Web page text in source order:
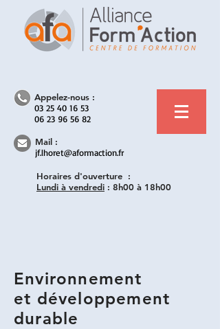
Appelez-nous :
03 25 40 16 53
06 23 96 56 82
Mail :
jf.lhoret@aformaction.fr
Horaires d'ouverture :
Lundi à vendredi : 8h00 à 18h00
Environnement
et développement
durable